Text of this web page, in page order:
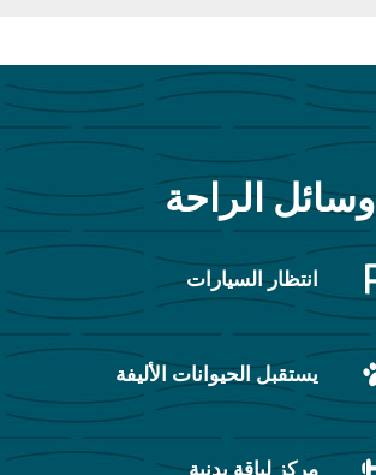
وسائل الراحة
انتظار السيارات
يستقبل الحيوانات الأليفة
مركز لياقة بدنية